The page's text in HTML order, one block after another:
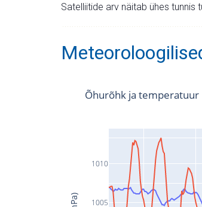
Satelliitide arv näitab ühes tunnis
1005
1010
Õhurõhk ja temperatuur